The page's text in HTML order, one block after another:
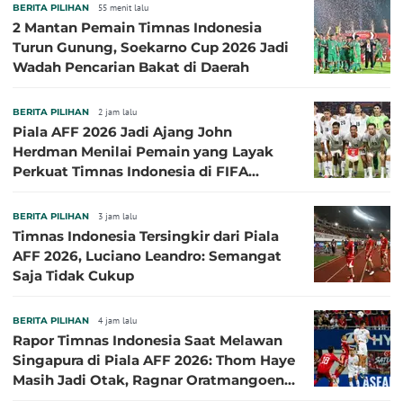
BERITA PILIHAN 55 menit lalu
2 Mantan Pemain Timnas Indonesia
Turun Gunung, Soekarno Cup 2026 Jadi
Wadah Pencarian Bakat di Daerah
BERITA PILIHAN 2 jam lalu
Piala AFF 2026 Jadi Ajang John
Herdman Menilai Pemain yang Layak
Perkuat Timnas Indonesia di FIFA
BERITA PILIHAN 3 jam lalu
Timnas Indonesia Tersingkir dari Piala
AFF 2026, Luciano Leandro: Semangat
Saja Tidak Cukup
BERITA PILIHAN 4 jam lalu
Rapor Timnas Indonesia Saat Melawan
Singapura di Piala AFF 2026: Thom Haye
Masih Jadi Otak, Ragnar Oratmangoen